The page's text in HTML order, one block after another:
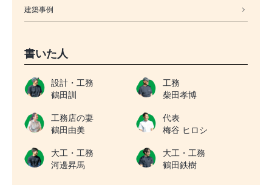
建築事例
書いた人
設計・工務
鶴田訓
工務
柴田孝博
工務店の妻
鶴田由美
代表
梅谷 ヒロシ
大工・工務
河邊昇馬
大工・工務
鶴田鉄樹